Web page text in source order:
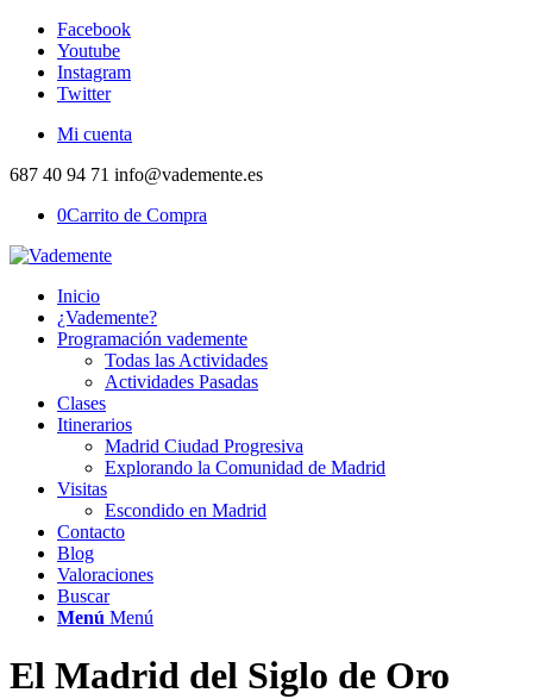
Facebook
Youtube
Instagram
Twitter
Mi cuenta
687 40 94 71 info@vademente.es
0Carrito de Compra
Inicio
¿Vademente?
Programación vademente
Todas las Actividades
Actividades Pasadas
Clases
Itinerarios
Madrid Ciudad Progresiva
Explorando la Comunidad de Madrid
Visitas
Escondido en Madrid
Contacto
Blog
Valoraciones
Buscar
Menú Menú
El Madrid del Siglo de Oro